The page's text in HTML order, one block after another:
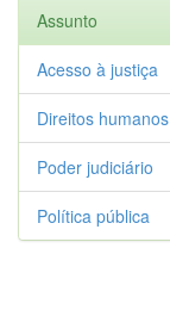
Assunto
Acesso à justiça
Direitos humanos
Poder judiciário
Política pública